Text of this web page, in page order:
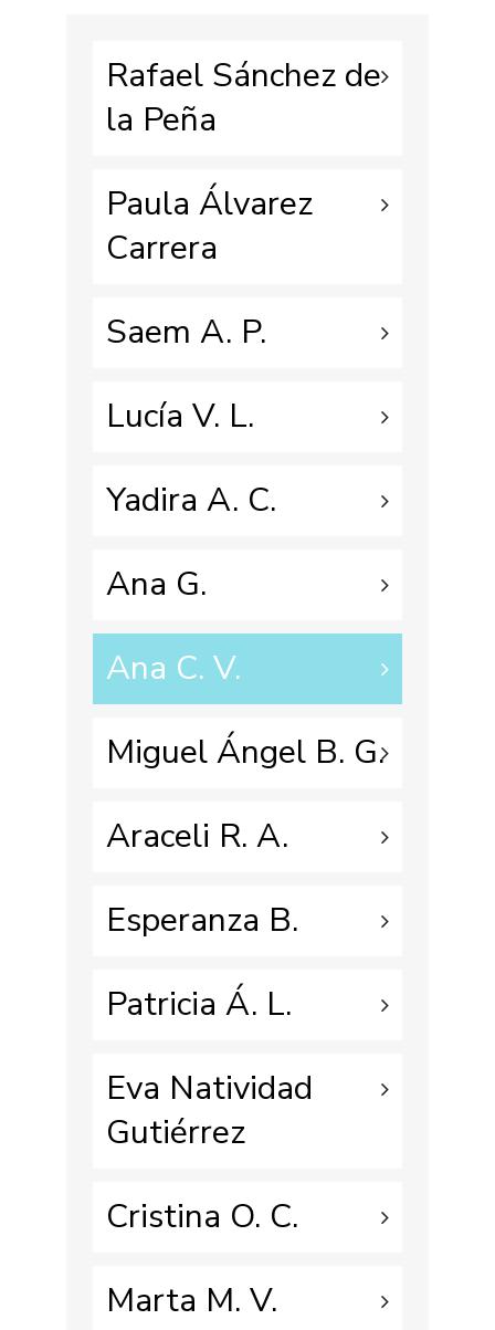
Rafael Sánchez de
la Peña
Paula Álvarez
Carrera
Saem A. P.
Lucía V. L.
Yadira A. C.
Ana G.
Ana C. V.
Miguel Ángel B. G.
Araceli R. A.
Esperanza B.
Patricia Á. L.
Eva Natividad
Gutiérrez
Cristina O. C.
Marta M. V.